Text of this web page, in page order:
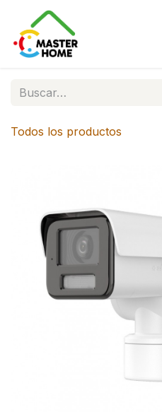
Ir al contenido
Todos los productos